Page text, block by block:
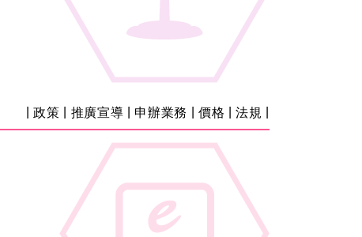
|政策 推廣宣導 申辦業務 價格 |法規